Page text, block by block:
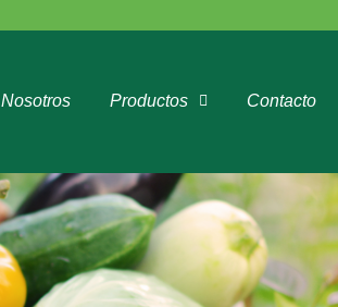
Nosotros Productos Contacto